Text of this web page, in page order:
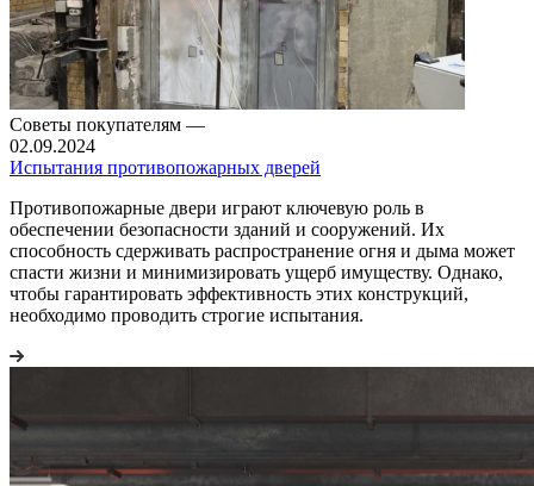
Советы покупателям —
02.09.2024
Испытания противопожарных дверей
Противопожарные двери играют ключевую роль в
обеспечении безопасности зданий и сооружений. Их
способность сдерживать распространение огня и дыма может
спасти жизни и минимизировать ущерб имуществу. Однако,
чтобы гарантировать эффективность этих конструкций,
необходимо проводить строгие испытания.